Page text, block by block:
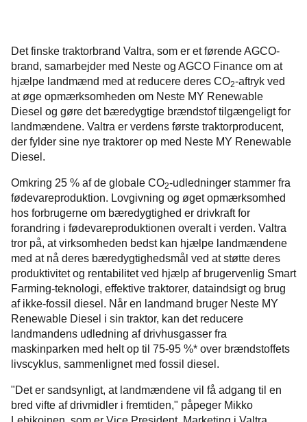
Det finske traktorbrand Valtra, som er et førende AGCO-
brand, samarbejder med Neste og AGCO Finance om at
hjælpe landmænd med at reducere deres CO2-aftryk ved
at øge opmærksomheden om Neste MY Renewable
Diesel og gøre det bæredygtige brændstof tilgængeligt for
landmændene. Valtra er verdens første traktorproducent,
der fylder sine nye traktorer op med Neste MY Renewable
Diesel.
Omkring 25 % af de globale CO2-udledninger stammer fra
fødevareproduktion. Lovgivning og øget opmærksomhed
hos forbrugerne om bæredygtighed er drivkraft for
forandring i fødevareproduktionen overalt i verden. Valtra
tror på, at virksomheden bedst kan hjælpe landmændene
med at nå deres bæredygtighedsmål ved at støtte deres
produktivitet og rentabilitet ved hjælp af brugervenlig Smart
Farming-teknologi, effektive traktorer, dataindsigt og brug
af ikke-fossil diesel. Når en landmand bruger Neste MY
Renewable Diesel i sin traktor, kan det reducere
landmandens udledning af drivhusgasser fra
maskinparken med helt op til 75-95 %* over brændstoffets
livscyklus, sammenlignet med fossil diesel.
"Det er sandsynligt, at landmændene vil få adgang til en
bred vifte af drivmidler i fremtiden," påpeger Mikko